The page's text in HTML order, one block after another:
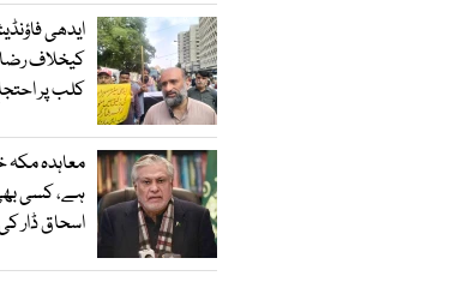
کیخلاف
کلب پر
معاہدہ مکہ
ہے، کسی
اسحاق ڈار